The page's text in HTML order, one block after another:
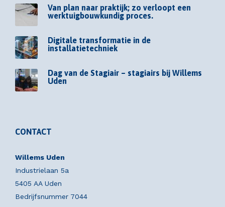
Van plan naar praktijk; zo verloopt een
werktuigbouwkundig proces.
Digitale transformatie in de
installatietechniek
Dag van de Stagiair – stagiairs bij Willems
Uden
CONTACT
Willems Uden
Industrielaan 5a
5405 AA Uden
Bedrijfsnummer 7044